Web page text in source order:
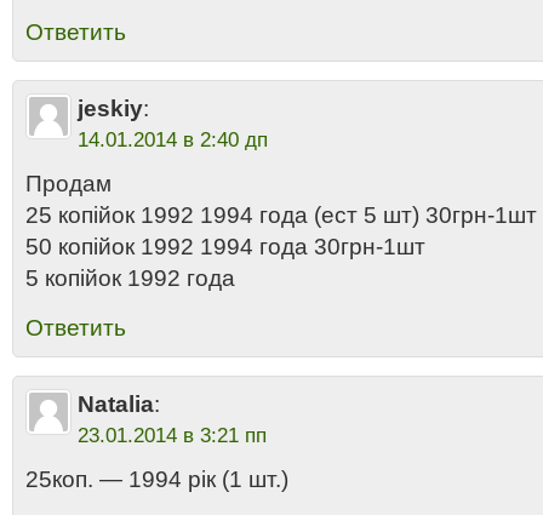
Ответить
jeskiy:
14.01.2014 в 2:40 дп
Продам
25 копійок 1992 1994 года (ест 5 шт) 30грн-1шт
50 копійок 1992 1994 года 30грн-1шт
5 копійок 1992 года
Ответить
Natalia:
23.01.2014 в 3:21 пп
25коп. — 1994 рік (1 шт.)